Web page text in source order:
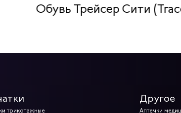
Обувь Трейсер Сити
трикотажные
Другое
Аптечки